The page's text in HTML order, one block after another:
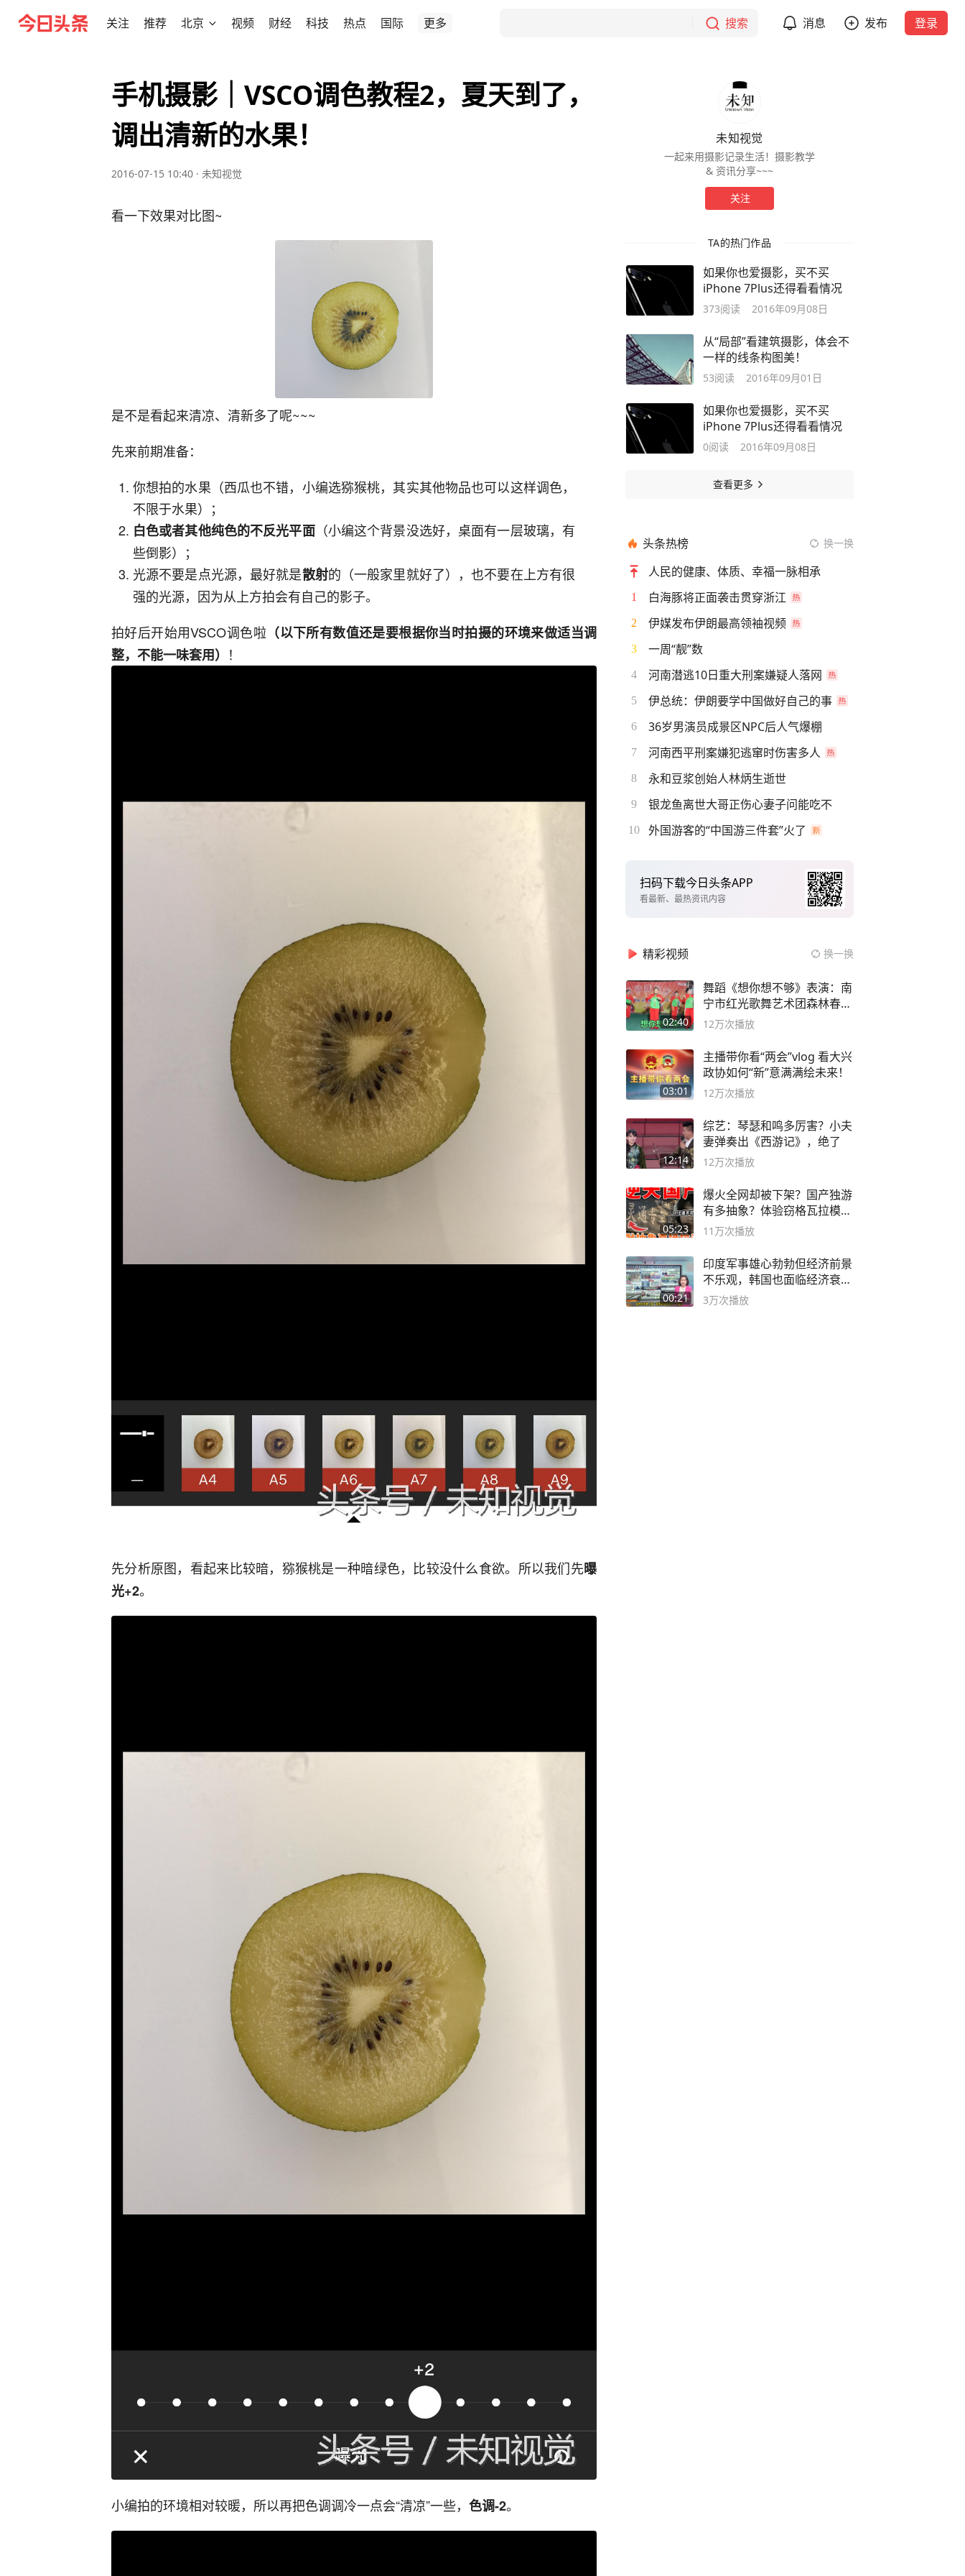
关注 推荐 北京 视频 财经 科技 热点 国际 更多 搜索 消息 发布 登录
手机摄影｜VSCO调色教程2，夏天到了，
调出清新的水果！
2016-07-15 10:40 · 未知视觉
看一下效果对比图~
是不是看起来清凉、清新多了呢~~~
先来前期准备：
你想拍的水果（西瓜也不错，小编选猕猴桃，其实其他物品也可以这样调色，
不限于水果）；
白色或者其他纯色的不反光平面（小编这个背景没选好，桌面有一层玻璃，有
些倒影）；
光源不要是点光源，最好就是散射的（一般家里就好了），也不要在上方有很
强的光源，因为从上方拍会有自己的影子。
拍好后开始用VSCO调色啦 （以下所有数值还是要根据你当时拍摄的环境来做适当调
整，不能一味套用） ！
先分析原图，看起来比较暗，猕猴桃是一种暗绿色，比较没什么食欲。所以我们先曝
光+2。
小编拍的环境相对较暖，所以再把色调调冷一点会“清凉”一些， 色调-2。
未知视觉
一起来用摄影记录生活！摄影教学
& 资讯分享~~~
关注
TA的热门作品
如果你也爱摄影，买不买
iPhone 7Plus还得看看情况
373阅读 2016年09月08日
从“局部”看建筑摄影，体会不
一样的线条构图美！
53阅读 2016年09月01日
如果你也爱摄影，买不买
iPhone 7Plus还得看看情况
0阅读 2016年09月08日
查看更多
头条热榜 换一换
人民的健康、体质、幸福一脉相承
1 白海豚将正面袭击贯穿浙江
2 伊媒发布伊朗最高领袖视频
3 一周“靓”数
4 河南潜逃10日重大刑案嫌疑人落网
5 伊总统：伊朗要学中国做好自己的事
6 36岁男演员成景区NPC后人气爆棚
7 河南西平刑案嫌犯逃窜时伤害多人
8 永和豆浆创始人林炳生逝世
9 银龙鱼离世大哥正伤心妻子问能吃不
10 外国游客的“中国游三件套”火了
扫码下载今日头条APP
看最新、最热资讯内容
精彩视频 换一换
02:40
舞蹈《想你想不够》表演：南
宁市红光歌舞艺术团森林春红
舞蹈队。
12万次播放
03:01
主播带你看“两会”vlog 看大兴
政协如何“新”意满满绘未来！
12万次播放
12:14
综艺：琴瑟和鸣多厉害？小夫
妻弹奏出《西游记》，绝了
12万次播放
05:23
爆火全网却被下架？国产独游
有多抽象？体验窃格瓦拉模拟
器！
11万次播放
00:21
印度军事雄心勃勃但经济前景
不乐观，韩国也面临经济衰退
风险
3万次播放